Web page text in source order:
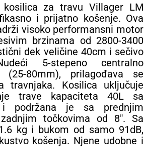
kosilica za travu Villager LM
i prijatno košenje. Ova
visoko performansni motor
brzinama od 2800-3400
dek veličine 40cm i sečivo
5-stepeno centralno
(25-80mm), prilagođava se
travnjaka. Kosilica uključuje
trave kapaciteta 40L sa
i podržana je sa prednjim
točkovima od 8″. Sa
kg i bukom od samo 91dB,
košenja. Njene udobne i